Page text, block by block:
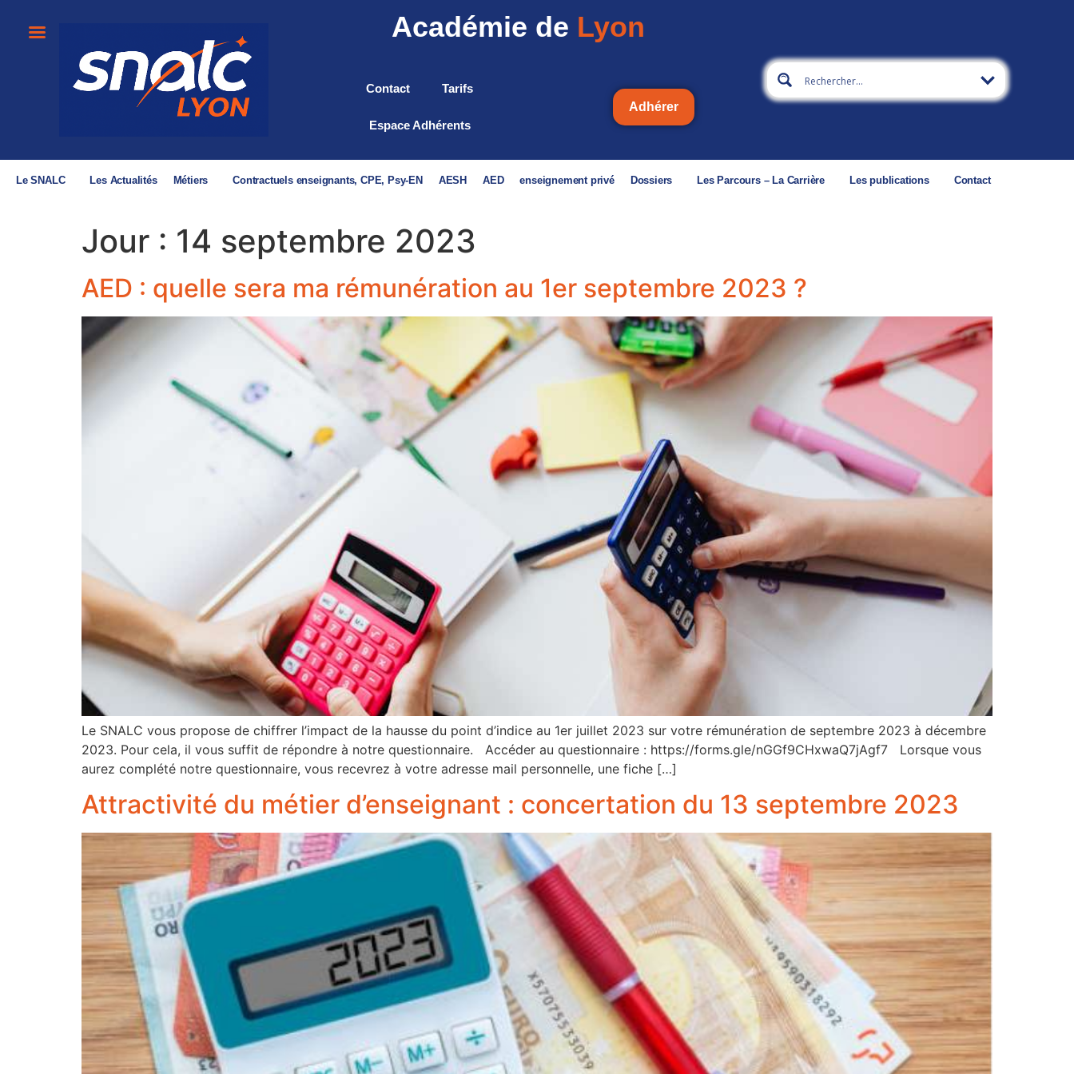
Académie de Lyon
Contact Tarifs
Espace Adhérents
Adhérer
Le SNALC Les Actualités Métiers Contractuels enseignants, CPE, Psy-EN AESH AED enseignement privé Dossiers Les Parcours – La Carrière Les publications Contact
Jour : 14 septembre 2023
AED : quelle sera ma rémunération au 1er septembre 2023 ?
Le SNALC vous propose de chiffrer l’impact de la hausse du point d’indice au 1er juillet 2023 sur votre rémunération de septembre 2023 à décembre
2023. Pour cela, il vous suffit de répondre à notre questionnaire. Accéder au questionnaire : https://forms.gle/nGGf9CHxwaQ7jAgf7 Lorsque vous
aurez complété notre questionnaire, vous recevrez à votre adresse mail personnelle, une fiche […]
Attractivité du métier d’enseignant : concertation du 13 septembre 2023